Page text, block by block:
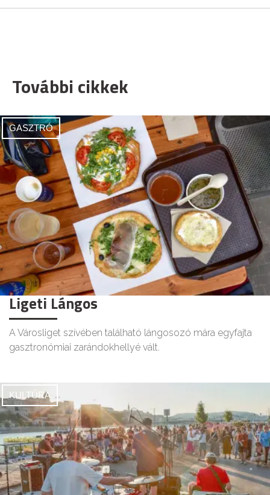
További cikkek
GASZTRÓ
Ligeti Lángos
A Városliget szívében található lángosozó mára egyfajta
gasztronómiai zarándokhellyé vált.
KULTÚRA